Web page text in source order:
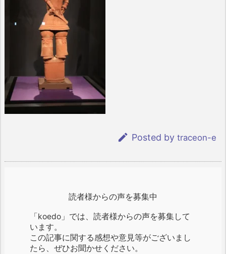
 Posted by traceon-e
読者様からの声を募集中
「koedo」では、読者様からの声を募集して
います。
この記事に関する感想や意見等がございまし
たら、ぜひお聞かせください。